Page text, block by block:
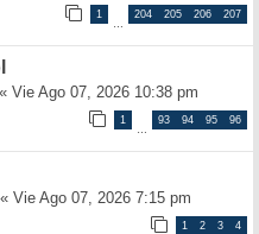
1
…
204 205 206 207
« Vie Ago 07, 2026 10:38 pm
1
…
93 94 95 96
« Vie Ago 07, 2026 7:15 pm
1 2 3 4